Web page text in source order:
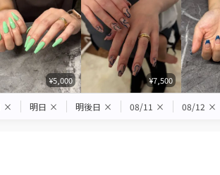
¥5,000 ¥7,500
× 明日 × 明後日 × 08/11 × 08/12 ×